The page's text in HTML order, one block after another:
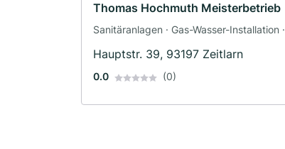
Thomas Hochmuth Meisterbetrieb
Sanitäranlagen · Gas-Wasser-Installation ·
Lüftungsbau · Sanitärinstallateur
Hauptstr. 39, 93197 Zeitlarn
0.0 (0)